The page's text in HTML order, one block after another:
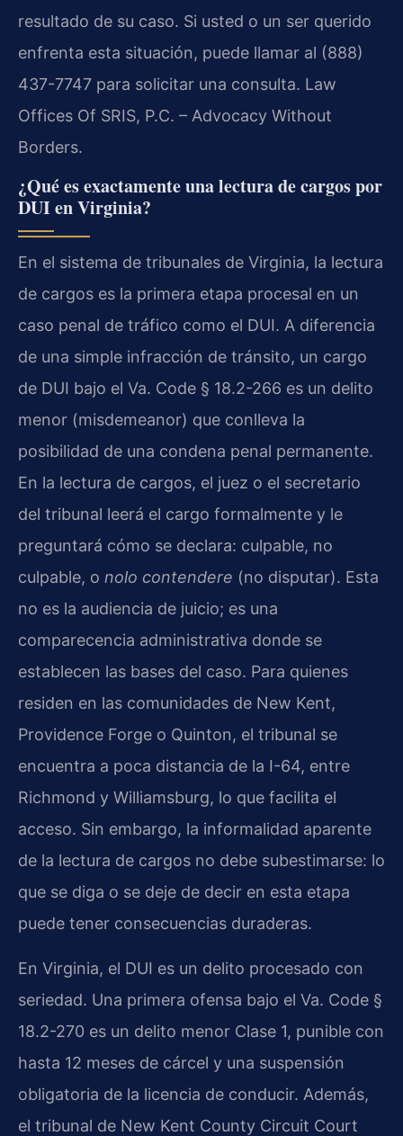
resultado de su caso. Si usted o un ser querido
enfrenta esta situación, puede llamar al (888)
437-7747 para solicitar una consulta. Law
Offices Of SRIS, P.C. – Advocacy Without
Borders.
¿Qué es exactamente una lectura de cargos por
DUI en Virginia?
En el sistema de tribunales de Virginia, la lectura
de cargos es la primera etapa procesal en un
caso penal de tráfico como el DUI. A diferencia
de una simple infracción de tránsito, un cargo
de DUI bajo el Va. Code § 18.2-266 es un delito
menor (misdemeanor) que conlleva la
posibilidad de una condena penal permanente.
En la lectura de cargos, el juez o el secretario
del tribunal leerá el cargo formalmente y le
preguntará cómo se declara: culpable, no
culpable, o nolo contendere (no disputar). Esta
no es la audiencia de juicio; es una
comparecencia administrativa donde se
establecen las bases del caso. Para quienes
residen en las comunidades de New Kent,
Providence Forge o Quinton, el tribunal se
encuentra a poca distancia de la I-64, entre
Richmond y Williamsburg, lo que facilita el
acceso. Sin embargo, la informalidad aparente
de la lectura de cargos no debe subestimarse: lo
que se diga o se deje de decir en esta etapa
puede tener consecuencias duraderas.
En Virginia, el DUI es un delito procesado con
seriedad. Una primera ofensa bajo el Va. Code §
18.2-270 es un delito menor Clase 1, punible con
hasta 12 meses de cárcel y una suspensión
obligatoria de la licencia de conducir. Además,
el tribunal de New Kent County Circuit Court